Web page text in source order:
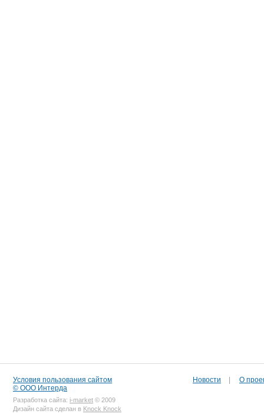
Условия пользования сайтом
© ООО Интерда
Разработка сайта: i-market © 2009
Дизайн сайта сделан в Knock Knock
Новости О